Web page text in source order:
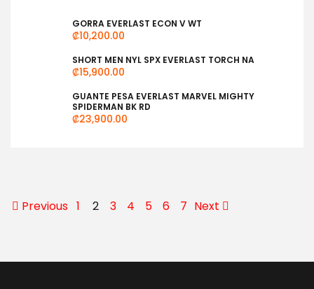
GORRA EVERLAST ECON V WT
₡10,200.00
SHORT MEN NYL SPX EVERLAST TORCH NA
₡15,900.00
GUANTE PESA EVERLAST MARVEL MIGHTY
SPIDERMAN BK RD
₡23,900.00
Previous 1 2 3 4 5 6 7 Next